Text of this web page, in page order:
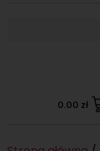
0.00 zł